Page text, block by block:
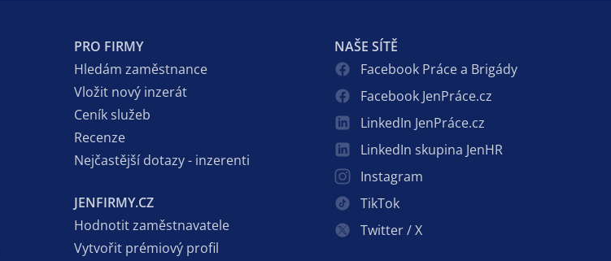
PRO FIRMY
Hledám zaměstnance
Vložit nový inzerát
Ceník služeb
Recenze
Nejčastější dotazy - inzerenti
JENFIRMY.CZ
Hodnotit zaměstnavatele
Vytvořit prémiový profil
NAŠE SÍTĚ
Facebook Práce a Brigády
Facebook JenPráce.cz
LinkedIn JenPráce.cz
LinkedIn skupina JenHR
Instagram
TikTok
Twitter / X